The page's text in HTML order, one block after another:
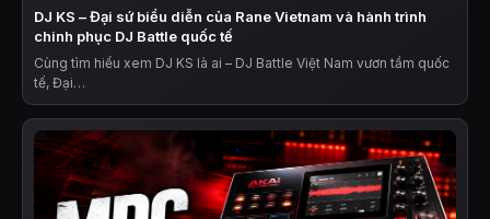
DJ KS – Đại sứ biểu diễn của Rane Vietnam và hành trình
chinh phục DJ Battle quốc tế
Cùng tìm hiểu xem DJ KS là ai – DJ Battle Việt Nam vươn tầm quốc
tế, Đại…